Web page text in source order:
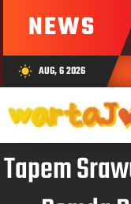
NEWS
wb_sunny AUG, 6 2026 AUG
Tapem